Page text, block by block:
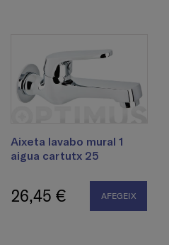
Aixeta lavabo mural 1
aigua cartutx 25
26,45 € AFEGEIX